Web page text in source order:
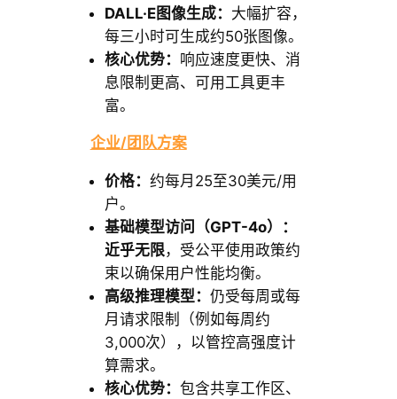
DALL·E图像生成： 大幅扩容，
每三小时可生成约50张图像。
核心优势： 响应速度更快、消
息限制更高、可用工具更丰
富。
企业/团队方案
价格： 约每月25至30美元/用
户。
基础模型访问（GPT-4o）：
近乎无限，受公平使用政策约
束以确保用户性能均衡。
高级推理模型： 仍受每周或每
月请求限制（例如每周约
3,000次），以管控高强度计
算需求。
核心优势： 包含共享工作区、